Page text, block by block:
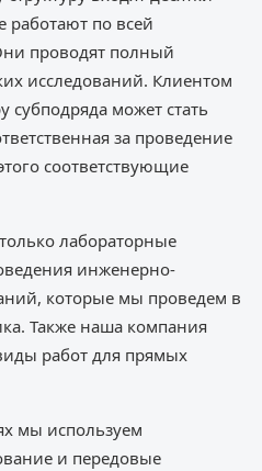
работают по всей
проводят полный
исследований. Клиентом
субподряда может стать
за проведение
соответствующие
лабораторные
инженерно-
которые мы проведем в
Также наша компания
работ для прямых
мы используем
и передовые